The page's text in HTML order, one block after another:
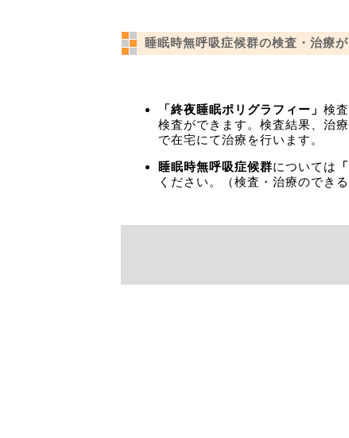
睡眠時無呼吸症候群の検査・治療
「終夜睡眠ポリグラフィー」 検
検査ができます。検査結果、治
で在宅にて治療を行います。
睡眠時無呼吸症候群については
ください。（検査・治療のでき